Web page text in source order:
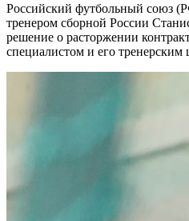
Российский футбольный союз
тренером сборной России
решение о расторжении
специалистом и его тренерским